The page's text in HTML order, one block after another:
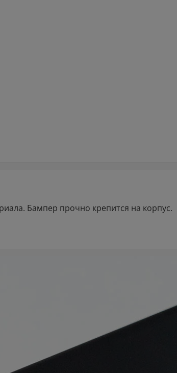
Бампер прочно крепится на корпус.